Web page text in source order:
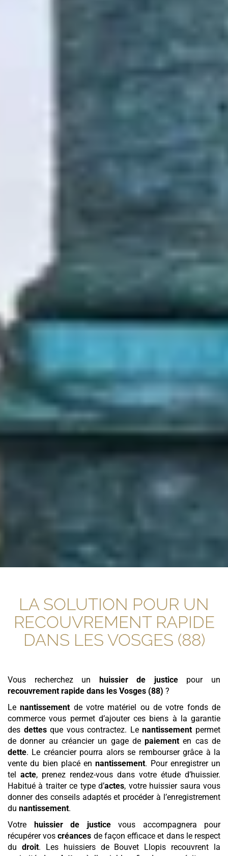
LA SOLUTION POUR UN
RECOUVREMENT RAPIDE
DANS LES VOSGES (88)
Vous recherchez un huissier de justicepour un
recouvrement rapide dans les Vosges (88) ?
Lenantissement de votre matériel ou de votre fonds de
commerce vous permet d’ajouter ces biens à la garantie
des dettesque vous contractez. Lenantissement permet
de donner au créancier un gage depaiement en cas de
dette. Le créancier pourra alors se rembourser grâce à la
vente du bien placé ennantissement. Pour enregistrer un
tel acte, prenez rendez-vous dans votre étude d’huissier.
Habitué à traiter ce type d’actes, votre huissier saura vous
donner des conseils adaptés et procéder à l’enregistrement
du nantissement.
Votre
huissier de justicevous accompagnera pour
récupérer voscréances de façon efficace et dans le respect
du droit. Les huissiers de Bouvet Llopis recouvrent la